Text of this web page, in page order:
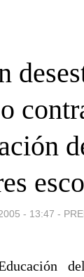
- 13:47 -